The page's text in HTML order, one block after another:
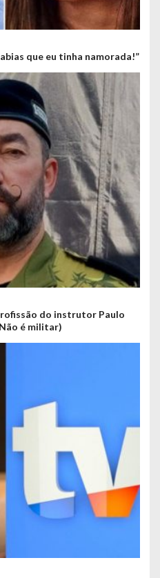
que eu tinha namorada!”
do instrutor Paulo
é militar)